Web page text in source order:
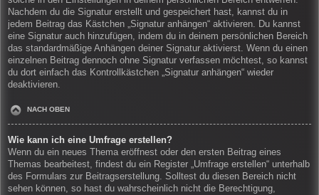
Nachdem du die Signatur erstellt und gespeichert hast, kannst du in
jedem Beitrag das Kästchen „Signatur anhängen“ aktivieren. Du kannst
eine Signatur auch hinzufügen, indem du in deinem persönlichen Bereich
das standardmäßige Anhängen deiner Signatur aktivierst. Wenn du einen
einzelnen Beitrag dennoch ohne Signatur verfassen möchtest, so kannst
du dort einfach das Kontrollkästchen „Signatur anhängen“ wieder
deaktivieren.
NACH OBEN
Wie kann ich eine Umfrage erstellen?
Wenn du ein neues Thema eröffnest oder den ersten Beitrag eines
Themas bearbeitest, findest du ein Register „Umfrage erstellen“ unterhalb
des Formulars zur Beitragserstellung. Solltest du diesen Bereich nicht
sehen können, so hast du wahrscheinlich nicht die Berechtigung,